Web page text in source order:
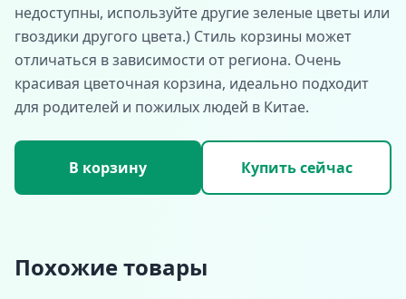
недоступны, используйте другие зеленые цветы или
гвоздики другого цвета.) Стиль корзины может
отличаться в зависимости от региона. Очень
красивая цветочная корзина, идеально подходит
для родителей и пожилых людей в Китае.
В корзину Купить сейчас
Похожие товары